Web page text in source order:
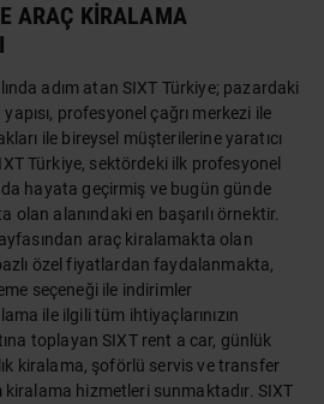
ARAÇ KİRALAMA
adım atan SIXT Türkiye; pazardaki
profesyonel çağrı merkezi ile
ile bireysel müşterilerine yaratıcı
Türkiye, sektördeki ilk profesyonel
hayata geçirmiş ve bugün günde
olan alanındaki en başarılı örnektir.
araç kiralamakta olan
özel fiyatlardan faydalanmakta,
seçeneği ile indirimler
ile ilgili tüm ihtiyaçlarınızın
toplayan SIXT rent a car, günlük
kiralama, şoförlü servis ve transfer
hizmetleri sunmaktadır. SIXT